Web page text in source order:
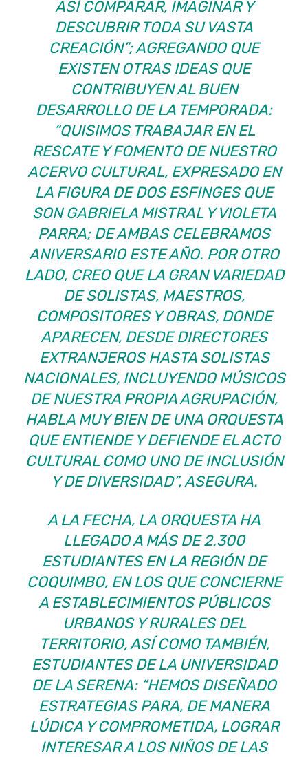
ASÍ COMPARAR, IMAGINAR Y
DESCUBRIR TODA SU VASTA
CREACIÓN”; AGREGANDO QUE
EXISTEN OTRAS IDEAS QUE
CONTRIBUYEN AL BUEN
DESARROLLO DE LA TEMPORADA:
“QUISIMOS TRABAJAR EN EL
RESCATE Y FOMENTO DE NUESTRO
ACERVO CULTURAL, EXPRESADO EN
LA FIGURA DE DOS ESFINGES QUE
SON GABRIELA MISTRAL Y VIOLETA
PARRA; DE AMBAS CELEBRAMOS
ANIVERSARIO ESTE AÑO. POR OTRO
LADO, CREO QUE LA GRAN VARIEDAD
DE SOLISTAS, MAESTROS,
COMPOSITORES Y OBRAS, DONDE
APARECEN, DESDE DIRECTORES
EXTRANJEROS HASTA SOLISTAS
NACIONALES, INCLUYENDO MÚSICOS
DE NUESTRA PROPIA AGRUPACIÓN,
HABLA MUY BIEN DE UNA ORQUESTA
QUE ENTIENDE Y DEFIENDE EL ACTO
CULTURAL COMO UNO DE INCLUSIÓN
Y DE DIVERSIDAD”, ASEGURA.
A LA FECHA, LA ORQUESTA HA
LLEGADO A MÁS DE 2.300
ESTUDIANTES EN LA REGIÓN DE
COQUIMBO, EN LOS QUE CONCIERNE
A ESTABLECIMIENTOS PÚBLICOS
URBANOS Y RURALES DEL
TERRITORIO, ASÍ COMO TAMBIÉN,
ESTUDIANTES DE LA UNIVERSIDAD
DE LA SERENA: “HEMOS DISEÑADO
ESTRATEGIAS PARA, DE MANERA
LÚDICA Y COMPROMETIDA, LOGRAR
INTERESAR A LOS NIÑOS DE LAS